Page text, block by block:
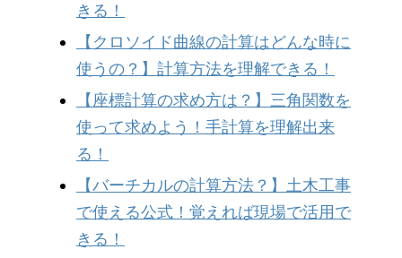
きる！
【クロソイド曲線の計算はどんな時に
使うの？】計算方法を理解できる！
【座標計算の求め方は？】三角関数を
使って求めよう！手計算を理解出来
る！
【バーチカルの計算方法？】土木工事
で使える公式！覚えれば現場で活用で
きる！